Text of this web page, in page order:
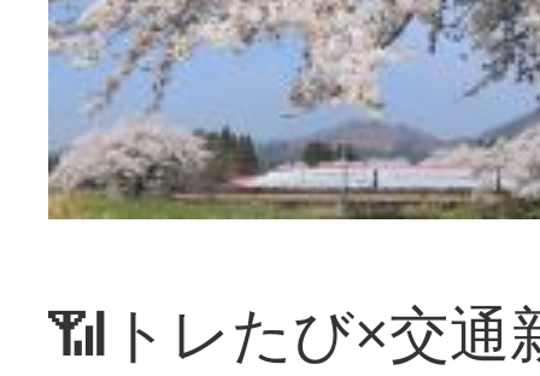
📶トレたび×交通